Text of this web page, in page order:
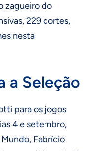
zagueiro do
229 cortes,
nesta
a Seleção
para os jogos
4 e setembro,
Fabrício